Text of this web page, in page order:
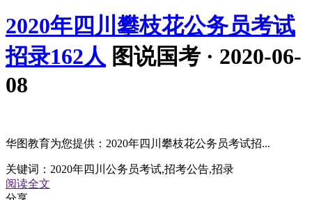
2020年四川攀枝花公务员考试
招录162人 图说国考 · 2020-06-
08
华图教育为您提供：2020年四川攀枝花公务员考试招...
关键词： 2020年四川公务员考试,招考公告,招录
阅读全文